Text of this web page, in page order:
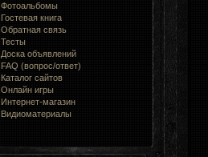
Фотоальбомы
Гостевая книга
Обратная связь
Тесты
Доска объявлений
FAQ (вопрос/ответ)
Каталог сайтов
Онлайн игры
Интернет-магазин
Видиоматериалы